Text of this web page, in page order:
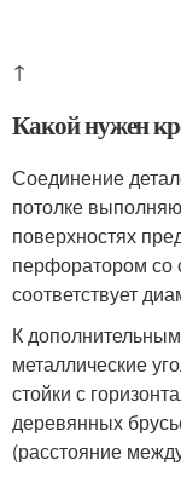
↑
Какой нужен
Соединение
потолке
поверхностях
перфоратором со
соответствует
К
металлические
стойки с
деревянных
(расстояние